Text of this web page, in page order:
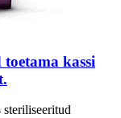
kassi
steriliseeritud